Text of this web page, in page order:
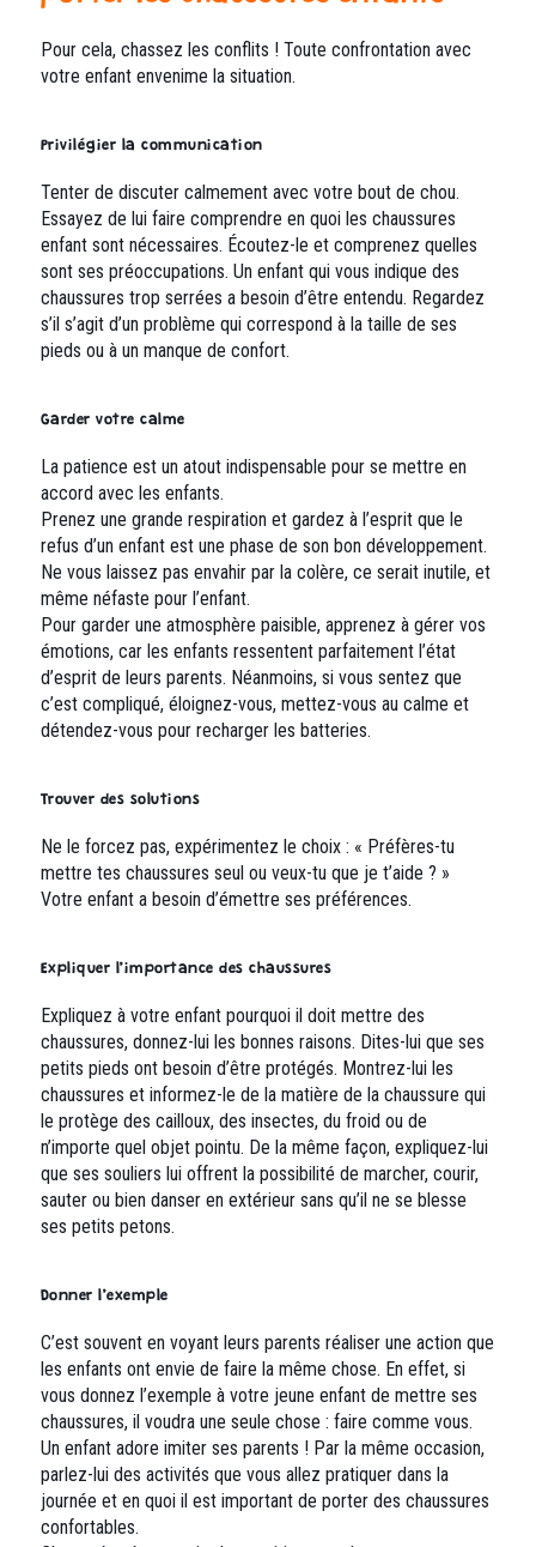
Pour cela, chassez les conflits ! Toute confrontation avec
votre enfant envenime la situation.
Privilégier la communication
Tenter de discuter calmement avec votre bout de chou.
Essayez de lui faire comprendre en quoi les chaussures
enfant sont nécessaires. Écoutez-le et comprenez quelles
sont ses préoccupations. Un enfant qui vous indique des
chaussures trop serrées a besoin d’être entendu. Regardez
s’il s’agit d’un problème qui correspond à la taille de ses
pieds ou à un manque de confort.
Garder votre calme
La patience est un atout indispensable pour se mettre en
accord avec les enfants.
Prenez une grande respiration et gardez à l’esprit que le
refus d’un enfant est une phase de son bon développement.
Ne vous laissez pas envahir par la colère, ce serait inutile, et
même néfaste pour l’enfant.
Pour garder une atmosphère paisible, apprenez à gérer vos
émotions, car les enfants ressentent parfaitement l’état
d’esprit de leurs parents. Néanmoins, si vous sentez que
c’est compliqué, éloignez-vous, mettez-vous au calme et
détendez-vous pour recharger les batteries.
Trouver des solutions
Ne le forcez pas, expérimentez le choix : « Préfères-tu
mettre tes chaussures seul ou veux-tu que je t’aide ? »
Votre enfant a besoin d’émettre ses préférences.
Expliquer l’importance des chaussures
Expliquez à votre enfant pourquoi il doit mettre des
chaussures, donnez-lui les bonnes raisons. Dites-lui que ses
petits pieds ont besoin d’être protégés. Montrez-lui les
chaussures et informez-le de la matière de la chaussure qui
le protège des cailloux, des insectes, du froid ou de
n’importe quel objet pointu. De la même façon, expliquez-lui
que ses souliers lui offrent la possibilité de marcher, courir,
sauter ou bien danser en extérieur sans qu’il ne se blesse
ses petits petons.
Donner l’exemple
C’est souvent en voyant leurs parents réaliser une action que
les enfants ont envie de faire la même chose. En effet, si
vous donnez l’exemple à votre jeune enfant de mettre ses
chaussures, il voudra une seule chose : faire comme vous.
Un enfant adore imiter ses parents ! Par la même occasion,
parlez-lui des activités que vous allez pratiquer dans la
journée et en quoi il est important de porter des chaussures
confortables.